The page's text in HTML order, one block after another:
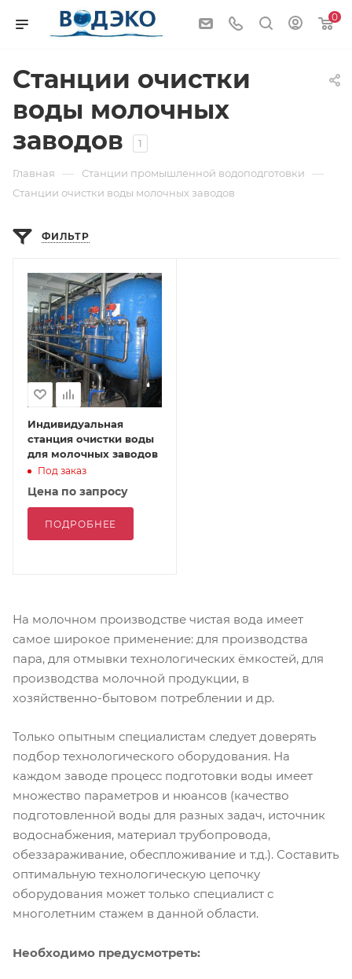
0
Станции очистки
воды молочных
заводов
1
Главная — Станции промышленной водоподготовки —
Станции очистки воды молочных заводов
ФИЛЬТР
Индивидуальная
станция очистки воды
для молочных заводов
Под заказ
Цена по запросу
ПОДРОБНЕЕ
На молочном производстве чистая вода имеет
самое широкое применение: для производства
пара, для отмывки технологических ёмкостей, для
производства молочной продукции, в
хозяйственно-бытовом потреблении и др.
Только опытным специалистам следует доверять
подбор технологического оборудования. На
каждом заводе процесс подготовки воды имеет
множество параметров и нюансов (качество
подготовленной воды для разных задач, источник
водоснабжения, материал трубопровода,
обеззараживание, обеспложивание и т.д.). Составить
оптимальную технологическую цепочку
оборудования может только специалист с
многолетним стажем в данной области.
Необходимо предусмотреть: